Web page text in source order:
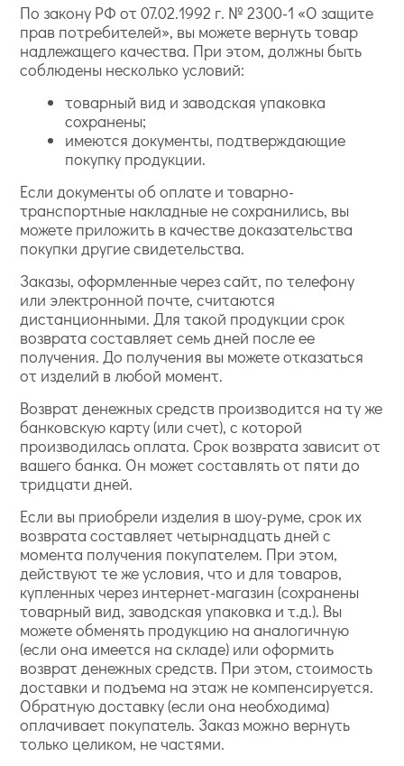
По закону РФ от 07.02.1992 г. № 2300-1 «О защите
прав потребителей», вы можете вернуть товар
надлежащего качества. При этом, должны быть
соблюдены несколько условий:
товарный вид и заводская упаковка
сохранены;
имеются документы, подтверждающие
покупку продукции.
Если документы об оплате и товарно-
транспортные накладные не сохранились, вы
можете приложить в качестве доказательства
покупки другие свидетельства.
Заказы, оформленные через сайт, по телефону
или электронной почте, считаются
дистанционными. Для такой продукции срок
возврата составляет семь дней после ее
получения. До получения вы можете отказаться
от изделий в любой момент.
Возврат денежных средств производится на ту же
банковскую карту (или счет), с которой
производилась оплата. Срок возврата зависит от
вашего банка. Он может составлять от пяти до
тридцати дней.
Если вы приобрели изделия в шоу-руме, срок их
возврата составляет четырнадцать дней с
момента получения покупателем. При этом,
действуют те же условия, что и для товаров,
купленных через интернет-магазин (сохранены
товарный вид, заводская упаковка и т.д.). Вы
можете обменять продукцию на аналогичную
(если она имеется на складе) или оформить
возврат денежных средств. При этом, стоимость
доставки и подъема на этаж не компенсируется.
Обратную доставку (если она необходима)
оплачивает покупатель. Заказ можно вернуть
только целиком, не частями.